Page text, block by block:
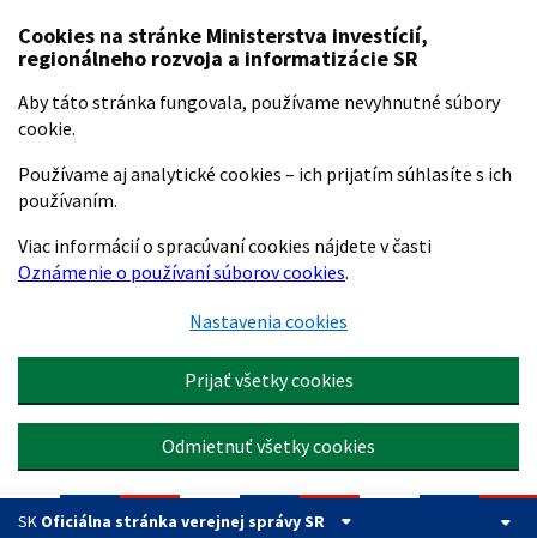
Preskočiť na hlavný obsah
Cookies na stránke Ministerstva investícií,
regionálneho rozvoja a informatizácie SR
Aby táto stránka fungovala, používame nevyhnutné súbory
cookie.
Používame aj analytické cookies – ich prijatím súhlasíte s ich
používaním.
Viac informácií o spracúvaní cookies nájdete v časti
Oznámenie o používaní súborov cookies.
Nastavenia cookies
Prijať všetky cookies
Odmietnuť všetky cookies
SK Oficiálna stránka verejnej správy SR